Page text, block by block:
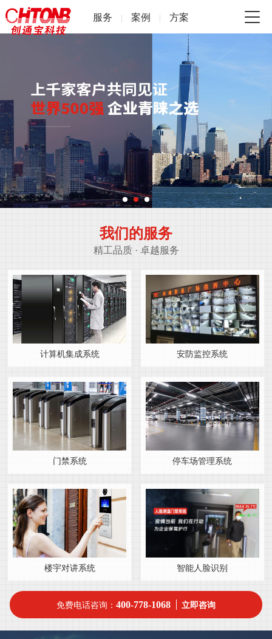
服务 案例 方案
我们的服务
精工品质 · 卓越服务
计算机集成系统 安防监控系统
门禁系统 停车场管理系统
楼宇对讲系统 智能人脸识别
免费电话咨询：400-778-1068 立即咨询